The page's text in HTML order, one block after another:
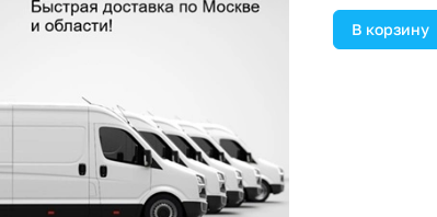
В корзину